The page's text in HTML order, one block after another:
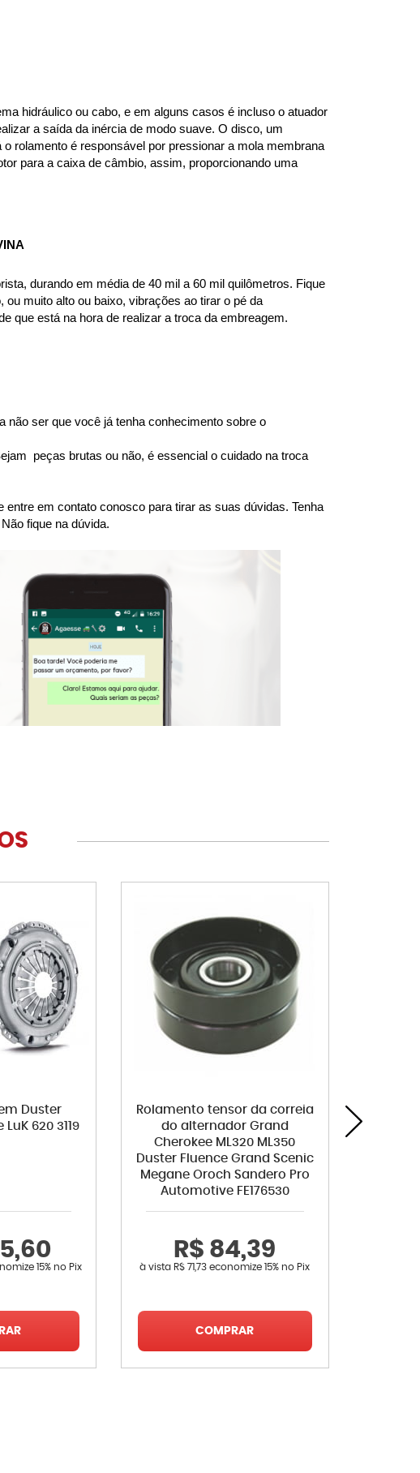
hidráulico ou cabo, e em alguns casos é incluso o atuador
a saída da inércia de modo suave. O disco, um
rolamento é responsável por pressionar a mola membrana
para a caixa de câmbio, assim, proporcionando uma
durando em média de 40 mil a 60 mil quilômetros. Fique
muito alto ou baixo, vibrações ao tirar o pé da
que está na hora de realizar a troca da embreagem.
ser que você já tenha conhecimento sobre o
peças brutas ou não, é essencial o cuidado na troca
em contato conosco para tirar as suas dúvidas. Tenha
fique na dúvida.
Duster
620 3119
15% no Pix
Rolamento tensor da correia
do alternador Grand
Cherokee ML320 ML350
Duster Fluence Grand Scenic
Megane Oroch Sandero Pro
Automotive FE176530
R$ 84,39
à vista R$ 71,73 economize15% no Pix
COMPRAR